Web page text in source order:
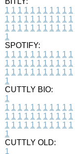
1 1 1 1 1 1 1 1 1 1 1
1 1 1 1 1 1 1 1 1 1 1
1 1 1 1 1 1 1 1 1 1 1
1
SPOTIFY:
1 1 1 1 1 1 1 1 1 1 1
1 1 1 1 1 1 1 1 1 1 1
1 1 1 1 1 1 1 1 1 1 1
1
CUTTLY BIO:
1
1 1 1 1 1 1 1 1 1 1 1
1 1 1 1 1 1 1 1 1 1 1
1 1 1 1 1 1 1 1 1 1 1
1
CUTTLY OLD:
1